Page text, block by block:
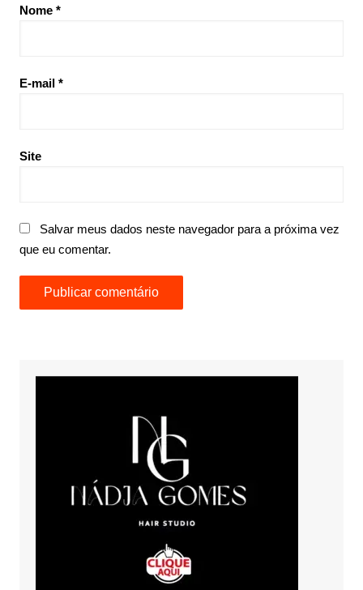
Nome *
E-mail *
Site
Salvar meus dados neste navegador para a próxima vez
que eu comentar.